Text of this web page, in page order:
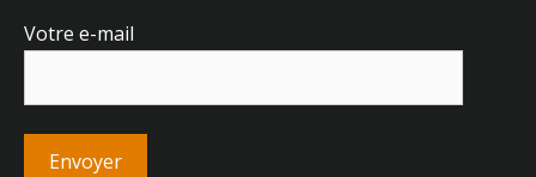
Votre e-mail